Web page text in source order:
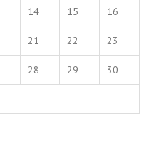
14 15 16
21 22 23
28 29 30